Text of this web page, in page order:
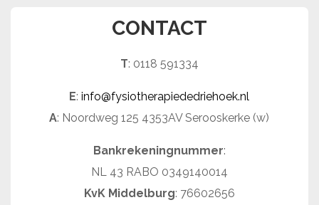
CONTACT
T: 0118 591334
E: info@fysiotherapiededriehoek.nl
A: Noordweg 125 4353AV Serooskerke (w)
Bankrekeningnummer:
NL 43 RABO 0349140014
KvK Middelburg: 76602656